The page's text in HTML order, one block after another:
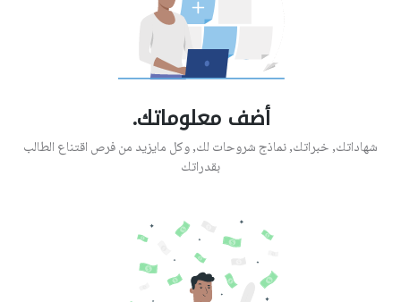
أضف معلوماتك.
شهاداتك, خبراتك, نماذج شروحات لك, وكل مايزيد من فرص اقتناع الطالب
بقدراتك